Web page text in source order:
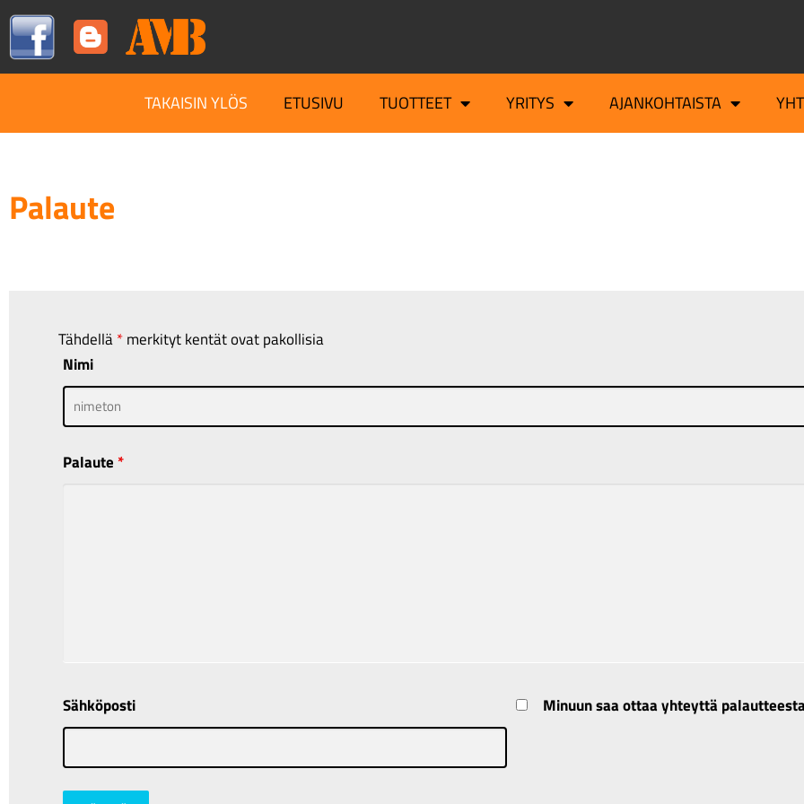
TAKAISIN YLÖS ETUSIVU TUOTTEET YRITYS AJANKOHTAISTA
Palaute
Tähdellä*merkityt kentät ovat pakollisia
Nimi
Palaute*
Sähköposti Minuun saa ottaa yhteyttä